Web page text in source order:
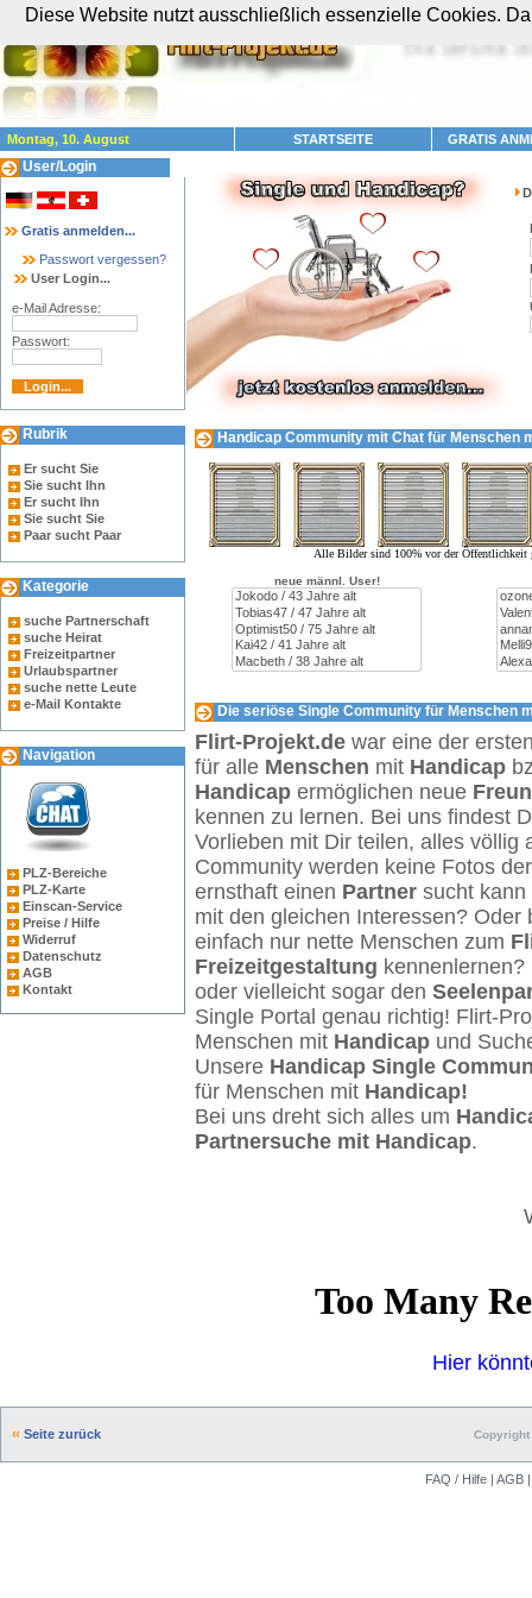
Montag, 10. August STARTSEITE GRATIS
User/Login
Gratis anmelden...
Passwort vergessen?
User Login...
e-Mail Adresse:
Passwort:
Rubrik
Er sucht Sie
Sie sucht Ihn
Er sucht Ihn
Sie sucht Sie
Paar sucht Paar
Kategorie
suche Partnerschaft
suche Heirat
Freizeitpartner
Urlaubspartner
suche nette Leute
e-Mail Kontakte
Navigation
PLZ-Bereiche
PLZ-Karte
Einscan-Service
Preise / Hilfe
Widerruf
Datenschutz
AGB
Kontakt
Handicap Community mit Chat für Menschen
Alle Bilder sind 100% vor der Öffentlichkeit
neue männl. User!
Die seriöse Single Community für Menschen
Flirt-Projekt.dewar eine der
für alle Menschen mit Handicap
Handicapermöglichen neue
kennen zu lernen. Bei uns findest
Vorlieben mit Dir teilen, alles völlig
Community werden keine Fotos
ernsthaft einen Partnersucht kann
mit den gleichen Interessen? Oder
einfach nur nette Menschen zum
Freizeitgestaltung
oder vielleicht sogar den
Single Portal genau richtig! Flirt-
Menschen mit Handicapund
Unsere Handicap Single
für Menschen mit Handicap!
Bei uns dreht sich alles um
Partnersuche mit Handicap.
Hier
Seite zurück
FAQ / Hilfe | AGB
Diese Website nutzt ausschließlich essenzielle Cookies.